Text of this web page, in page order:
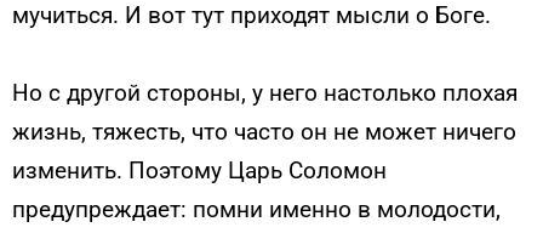
мучиться. И вот тут приходят мысли о Боге.
Но с другой стороны, у него настолько плохая
жизнь, тяжесть, что часто он не может ничего
изменить. Поэтому Царь Соломон
предупреждает: помни именно в молодости,